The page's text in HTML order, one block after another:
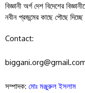
বিজ্ঞানী অর্গ দেশ বিদেশের
নবীন প্রজন্মের কাছে পৌছে
Contact:
সম্পাদক: মোঃ মঞ্জুরুল ইসলাম